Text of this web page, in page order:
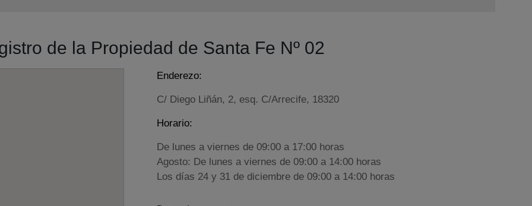
de la Propiedad de Santa Fe Nº 02
Enderezo:
C/ Diego Liñán, 2, esq. C/Arrecife, 18320
Horario:
De lunes a viernes de 09:00 a 17:00 horas
Agosto: De lunes a viernes de 09:00 a 14:00 horas
Los días 24 y 31 de diciembre de 09:00 a 14:00 horas